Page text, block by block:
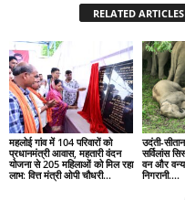
RELATED ARTICLES
महलोई गांव में 104 परिवारों को
प्रधानमंत्री आवास, महतारी वंदन
योजना से 205 महिलाओं को मिल रहा
लाभ: वित्त मंत्री ओपी चौधरी…
उदंती-
सर्विलांस
वन और
निगरानी….